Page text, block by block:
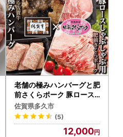
老舗の極みハンバーグと肥
前さくらポーク 豚ロース
しゃぶしゃぶセット _b-13
6
佐賀県多久市
(5)
12,000